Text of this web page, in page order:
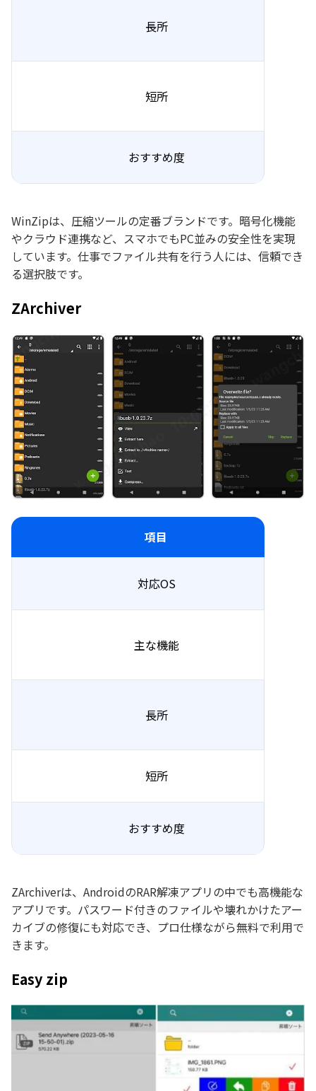
長所
短所
おすすめ度
WinZipは、圧縮ツールの定番ブランドです。暗号化機能
やクラウド連携など、スマホでもPC並みの安全性を実現
しています。仕事でファイル共有を行う人には、信頼でき
る選択肢です。
ZArchiver
項目
対応OS
主な機能
長所
短所
おすすめ度
ZArchiverは、AndroidのRAR解凍アプリの中でも高機能な
アプリです。パスワード付きのファイルや壊れかけたアー
カイブの修復にも対応でき、プロ仕様ながら無料で利用で
きます。
Easy zip